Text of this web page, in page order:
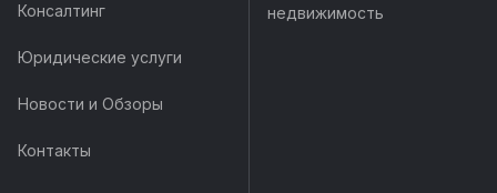
Консалтинг
Юридические услуги
Новости и Обзоры
Контакты
недвижимость